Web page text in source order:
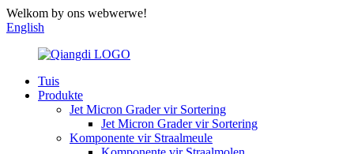
Welkom by ons webwerwe!
English
Tuis
Produkte
Jet Micron Grader vir Sortering
Jet Micron Grader vir Sortering
Komponente vir Straalmeule